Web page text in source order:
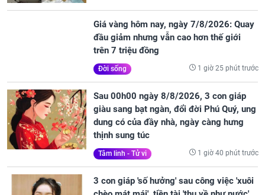
Giá vàng hôm nay, ngày 7/8/2026: Quay
đầu giảm nhưng vẫn cao hơn thế giới
trên 7 triệu đồng
Đời sống 1 giờ 25 phút trước
Sau 00h00 ngày 8/8/2026, 3 con giáp
giàu sang bạt ngàn, đổi đời Phú Quý, ung
dung có của đầy nhà, ngày càng hưng
thịnh sung túc
Tâm linh - Tử vi 1 giờ 40 phút trước
3 con giáp 'số hưởng' sau công việc 'xuôi